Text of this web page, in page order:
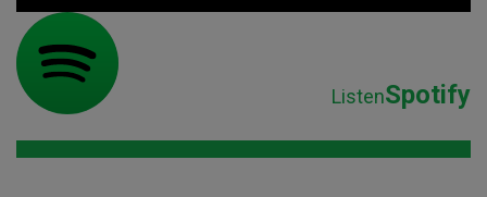
ListenSpotify